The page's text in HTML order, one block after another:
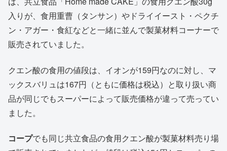
入りが、食用重曹（タンサン）やドライイースト・ペクチ
ン・アガー・食紅などと一緒に並んで製菓材料コーナーで
販売されていました。
クエン酸の食用の値段は、イオンが159円なのに対し、マ
ックスバリュは167円（ともに価格は税込）と取り扱い商
品が同じでもスーパーによって販売価格が違って売ってい
ました。
コープでも同じ共立食品の食用クエン酸が製菓材料売り場